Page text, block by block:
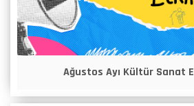
Ağustos Ayı Kültür Sanat